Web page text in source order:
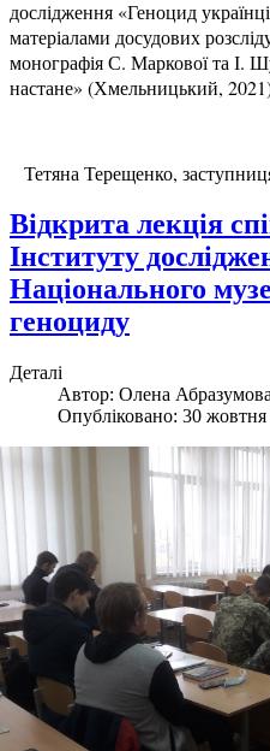
дослідження «Геноцид
матеріалами досудових
монографія С. Маркової та І.
настане» (Хмельницький,
Тетяна Терещенко,
Відкрита лекція
Інституту
Національного
геноциду
Деталі
Автор: Олена Абразумова
Опубліковано: 30 жовтня